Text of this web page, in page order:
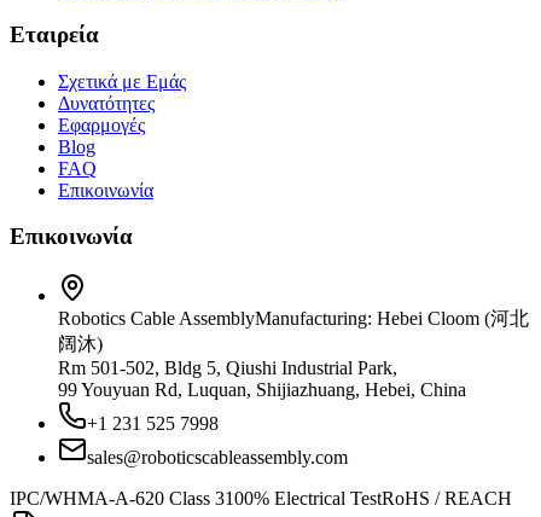
Εταιρεία
Σχετικά με Εμάς
Δυνατότητες
Εφαρμογές
Blog
FAQ
Επικοινωνία
Επικοινωνία
Robotics Cable AssemblyManufacturing: Hebei Cloom (河北
阔沐)
Rm 501-502, Bldg 5, Qiushi Industrial Park,
99 Youyuan Rd, Luquan, Shijiazhuang, Hebei, China
+1 231 525 7998
sales@roboticscableassembly.com
IPC/WHMA-A-620 Class 3100% Electrical TestRoHS / REACH